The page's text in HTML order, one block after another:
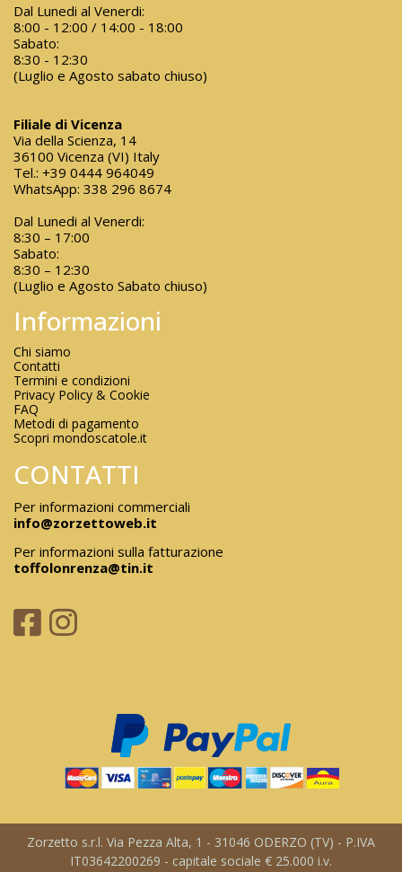
Dal Lunedi al Venerdi:
8:00 - 12:00 / 14:00 - 18:00
Sabato:
8:30 - 12:30
(Luglio e Agosto sabato chiuso)
Filiale di Vicenza
Via della Scienza, 14
36100 Vicenza (VI) Italy
Tel.: +39 0444 964049
WhatsApp: 338 296 8674
Dal Lunedi al Venerdi:
8:30 – 17:00
Sabato:
8:30 – 12:30
(Luglio e Agosto Sabato chiuso)
Informazioni
Chi siamo
Contatti
Termini e condizioni
Privacy Policy & Cookie
FAQ
Metodi di pagamento
Scopri mondoscatole.it
CONTATTI
Per informazioni commerciali
info@zorzettoweb.it
Per informazioni sulla fatturazione
toffolonrenza@tin.it
Zorzetto s.r.l. Via Pezza Alta, 1 - 31046 ODERZO (TV) - P.IVA
IT03642200269 - capitale sociale € 25.000 i.v.